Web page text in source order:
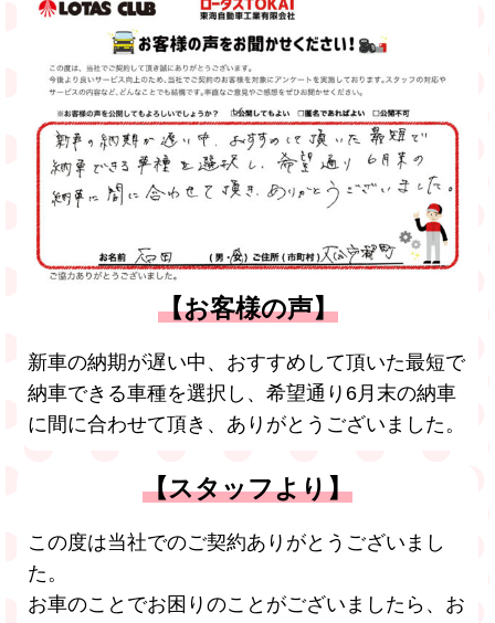
【お客様の声】
新車の納期が遅い中、おすすめして頂いた最短で
納車できる車種を選択し、希望通り6月末の納車
に間に合わせて頂き、ありがとうございました。
【スタッフより】
この度は当社でのご契約ありがとうございまし
た。
お車のことでお困りのことがございましたら、お